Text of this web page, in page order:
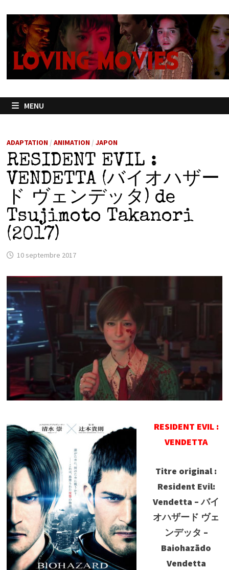
contenu
MENU
ADAPTATION/ ANIMATION/ JAPON
RESIDENT EVIL :
VENDETTA (バイオハザー
ド ヴェンデッタ) de
Tsujimoto Takanori
(2017)
10 septembre 2017
RESIDENT EVIL :
VENDETTA
Titre original :
Resident Evil:
Vendetta – バイ
オハザード ヴェ
ンデッタ –
Baiohazādo
Vendetta